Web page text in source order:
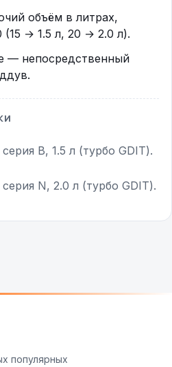
объём в литрах,
→ 1.5 л, 20 → 2.0 л).
— непосредственный
B, 1.5 л (турбо GDIT).
N, 2.0 л (турбо GDIT).
популярных